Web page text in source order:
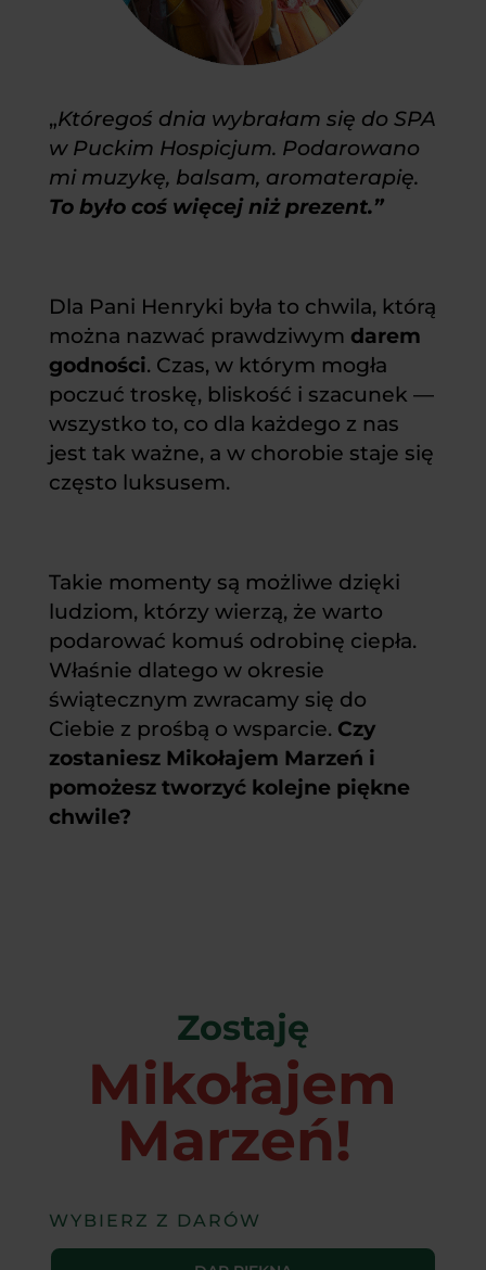
„Któregoś dnia wybrałam się do SPA
w Puckim Hospicjum. Podarowano
mi muzykę, balsam, aromaterapię.
To było coś więcej niż prezent.”
Dla Pani Henryki była to chwila, którą
można nazwać prawdziwym darem
godności. Czas, w którym mogła
poczuć troskę, bliskość i szacunek —
wszystko to, co dla każdego z nas
jest tak ważne, a w chorobie staje się
często luksusem.
Takie momenty są możliwe dzięki
ludziom, którzy wierzą, że warto
podarować komuś odrobinę ciepła.
Właśnie dlatego w okresie
świątecznym zwracamy się do
Ciebie z prośbą o wsparcie. Czy
zostaniesz Mikołajem Marzeń i
pomożesz tworzyć kolejne piękne
chwile?
Zostaję
Mikołajem
Marzeń!
WYBIERZ Z DARÓW